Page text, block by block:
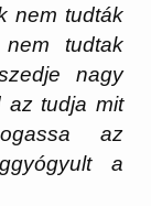
nem tudták
tudtak
nagy
az tudja mit
az
a